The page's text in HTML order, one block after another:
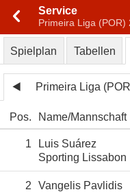
Service
Primeira Liga (POR)
Spielplan Tabellen
Primeira Liga
Pos. Name Mannschaft
1
Luis Suárez
Sporting Lissabon
2
Vangelis Pavlidis